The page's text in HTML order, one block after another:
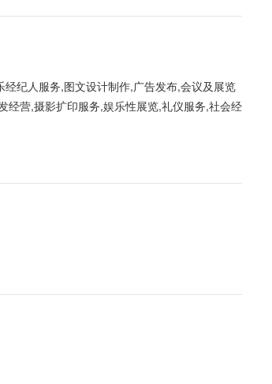
纪人服务,图文设计制作,广告发布,会议及展览
经营,摄影扩印服务,娱乐性展览,礼仪服务,社会经